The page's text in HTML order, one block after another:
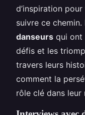
d’inspiration
suivre ce chemin.
danseurs qui ont
défis et les
travers leurs
comment la
rôle clé dans leur